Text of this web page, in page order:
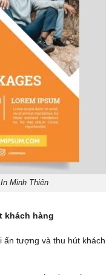
Minh Thiên
khách hàng
tượng và thu hút khách